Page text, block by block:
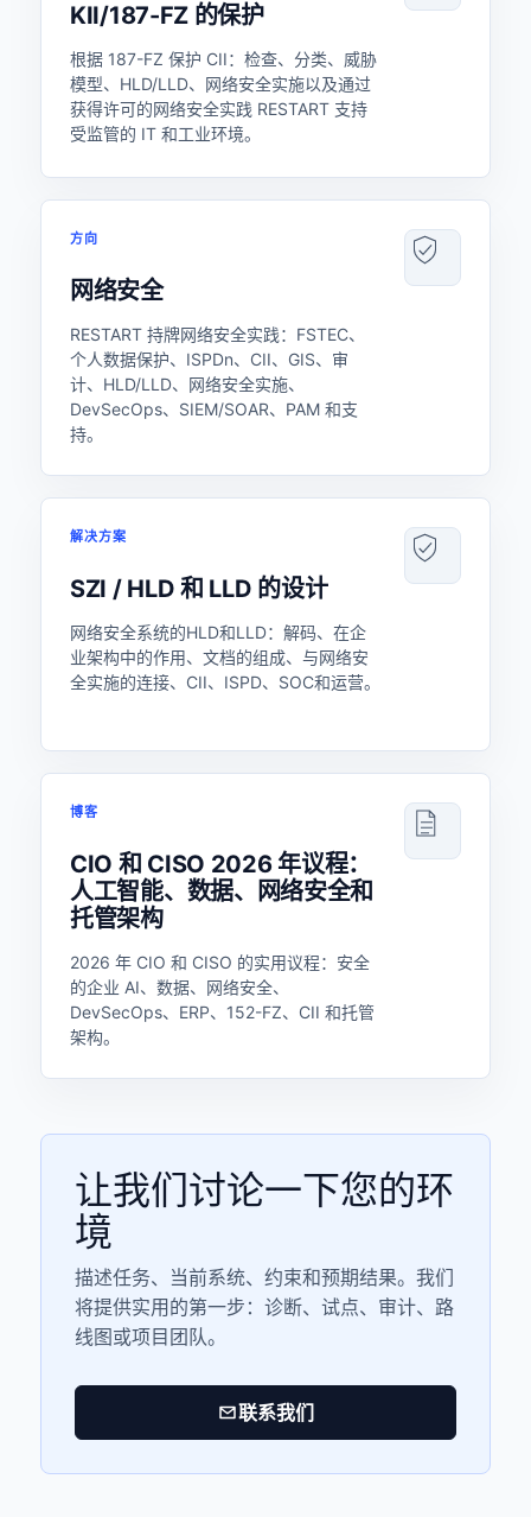
KII/187-FZ 的保护
根据 187-FZ 保护 CII：检查、分类、威胁
模型、HLD/LLD、网络安全实施以及通过
获得许可的网络安全实践 RESTART 支持
受监管的 IT 和工业环境。
方向
网络安全
RESTART 持牌网络安全实践：FSTEC、
个人数据保护、ISPDn、CII、GIS、审
计、HLD/LLD、网络安全实施、
DevSecOps、SIEM/SOAR、PAM 和支
持。
解决方案
SZI / HLD 和 LLD 的设计
网络安全系统的HLD和LLD：解码、在企
业架构中的作用、文档的组成、与网络安
全实施的连接、CII、ISPD、SOC和运营。
博客
CIO 和 CISO 2026 年议程：
人工智能、数据、网络安全和
托管架构
2026 年 CIO 和 CISO 的实用议程：安全
的企业 AI、数据、网络安全、
DevSecOps、ERP、152-FZ、CII 和托管
架构。
让我们讨论一下您的环
境
描述任务、当前系统、约束和预期结果。我们
将提供实用的第一步：诊断、试点、审计、路
线图或项目团队。
联系我们